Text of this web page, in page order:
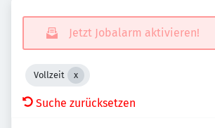
Jetzt Jobalarm aktivieren!
Vollzeit
Suche zurücksetzen